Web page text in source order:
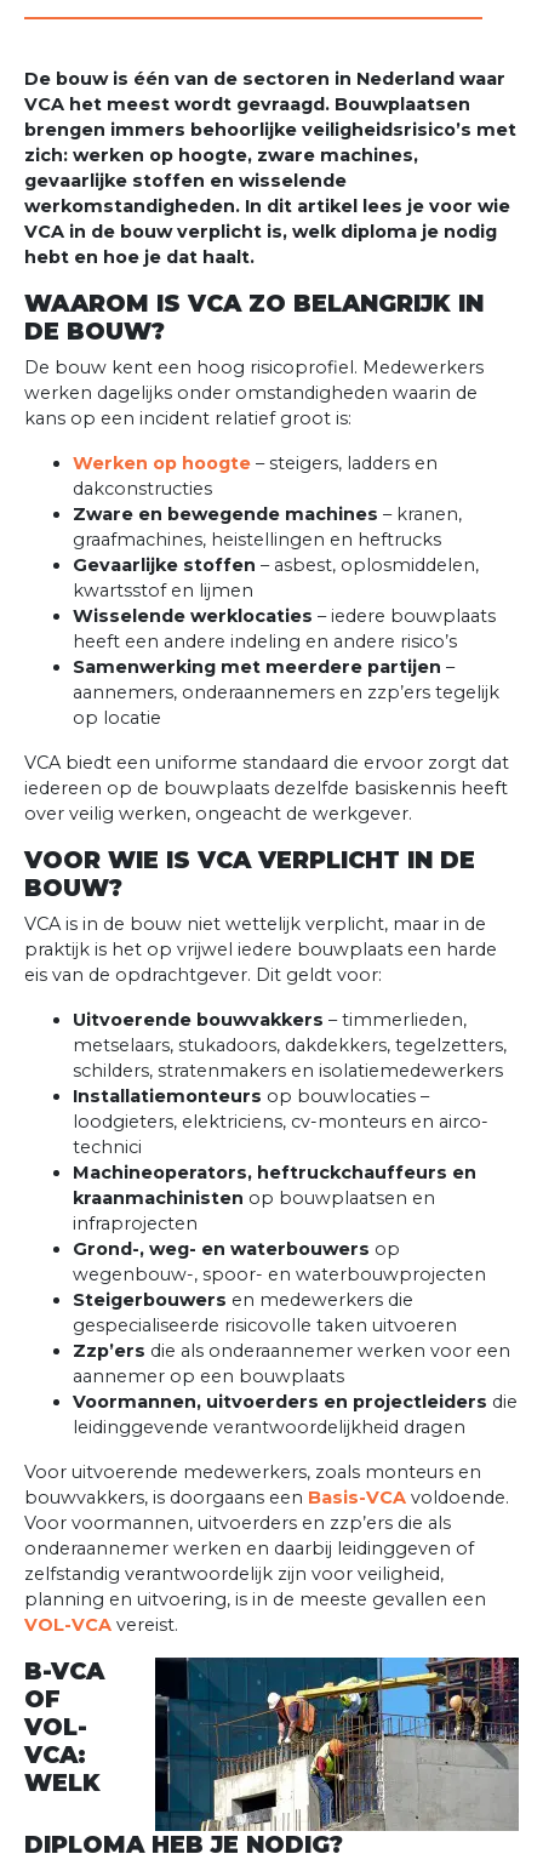
De bouw is één van de sectoren in Nederland waar
VCA het meest wordt gevraagd. Bouwplaatsen
brengen immers behoorlijke veiligheidsrisico’s met
zich: werken op hoogte, zware machines,
gevaarlijke stoffen en wisselende
werkomstandigheden. In dit artikel lees je voor wie
VCA in de bouw verplicht is, welk diploma je nodig
hebt en hoe je dat haalt.
WAAROM IS VCA ZO BELANGRIJK IN
DE BOUW?
De bouw kent een hoog risicoprofiel. Medewerkers
werken dagelijks onder omstandigheden waarin de
kans op een incident relatief groot is:
Werken op hoogte – steigers, ladders en
dakconstructies
Zware en bewegende machines – kranen,
graafmachines, heistellingen en heftrucks
Gevaarlijke stoffen – asbest, oplosmiddelen,
kwartsstof en lijmen
Wisselende werklocaties – iedere bouwplaats
heeft een andere indeling en andere risico’s
Samenwerking met meerdere partijen –
aannemers, onderaannemers en zzp’ers tegelijk
op locatie
VCA biedt een uniforme standaard die ervoor zorgt dat
iedereen op de bouwplaats dezelfde basiskennis heeft
over veilig werken, ongeacht de werkgever.
VOOR WIE IS VCA VERPLICHT IN DE
BOUW?
VCA is in de bouw niet wettelijk verplicht, maar in de
praktijk is het op vrijwel iedere bouwplaats een harde
eis van de opdrachtgever. Dit geldt voor:
Uitvoerende bouwvakkers – timmerlieden,
metselaars, stukadoors, dakdekkers, tegelzetters,
schilders, stratenmakers en isolatiemedewerkers
Installatiemonteurs op bouwlocaties –
loodgieters, elektriciens, cv-monteurs en airco-
technici
Machineoperators, heftruckchauffeurs en
kraanmachinisten op bouwplaatsen en
infraprojecten
Grond-, weg- en waterbouwers op
wegenbouw-, spoor- en waterbouwprojecten
Steigerbouwers en medewerkers die
gespecialiseerde risicovolle taken uitvoeren
Zzp’ers die als onderaannemer werken voor een
aannemer op een bouwplaats
Voormannen, uitvoerders en projectleiders die
leidinggevende verantwoordelijkheid dragen
Voor uitvoerende medewerkers, zoals monteurs en
bouwvakkers, is doorgaans een Basis-VCA voldoende.
Voor voormannen, uitvoerders en zzp’ers die als
onderaannemer werken en daarbij leidinggeven of
zelfstandig verantwoordelijk zijn voor veiligheid,
planning en uitvoering, is in de meeste gevallen een
VOL-VCA vereist.
B-VCA
OF
VOL-
VCA:
WELK
DIPLOMA HEB JE NODIG?